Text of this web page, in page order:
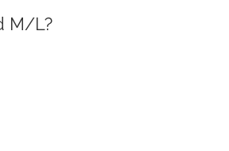
M/L?